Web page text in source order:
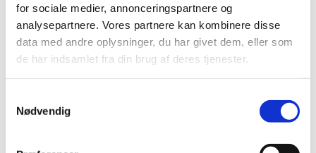
for sociale medier, annonceringspartnere og
analysepartnere. Vores partnere kan kombinere disse
data med andre oplysninger, du har givet dem, eller som
de har indsamlet fra din brug af deres tjenester.
Nødvendig
Ny Enhedschef til Enheden for
Lægemiddelsikkerhed og Medicinsk Udstyr
|3. november 2017 |
Jens Piero Quartarolo er ansat som ny enhedchef og
kommer til at indgå i Lægemiddelstyrelsens…
Det er igen muligt at ansøge om tilladelse til